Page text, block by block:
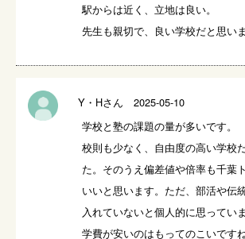
駅からは近く、立地は良い。
先生も親切で、良い学校だと思いま
Y・Hさん 2025-05-10
学校と塾の課題の量が多いです。
校則も少なく、自由度の高い学校
た。そのうえ偏差値や倍率も千葉
いいと思います。ただ、部活や伝
入れていないと個人的に思っていま